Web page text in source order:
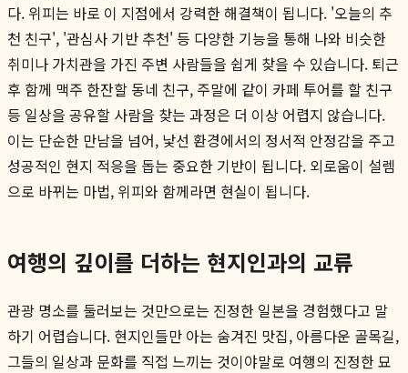
다. 위피는 바로 이 지점에서 강력한 해결책이 됩니다. '오늘의 추
천 친구', '관심사 기반 추천' 등 다양한 기능을 통해 나와 비슷한
취미나 가치관을 가진 주변 사람들을 쉽게 찾을 수 있습니다. 퇴근
후 함께 맥주 한잔할 동네 친구, 주말에 같이 카페 투어를 할 친구
등 일상을 공유할 사람을 찾는 과정은 더 이상 어렵지 않습니다.
이는 단순한 만남을 넘어, 낯선 환경에서의 정서적 안정감을 주고
성공적인 현지 적응을 돕는 중요한 기반이 됩니다. 외로움이 설렘
으로 바뀌는 마법, 위피와 함께라면 현실이 됩니다.
여행의 깊이를 더하는 현지인과의 교류
관광 명소를 둘러보는 것만으로는 진정한 일본을 경험했다고 말
하기 어렵습니다. 현지인들만 아는 숨겨진 맛집, 아름다운 골목길,
그들의 일상과 문화를 직접 느끼는 것이야말로 여행의 진정한 묘